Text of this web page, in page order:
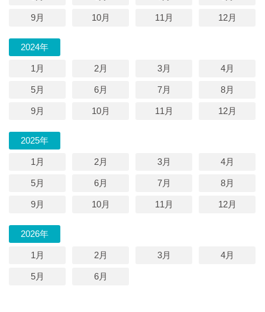
9月 10月 11月 12月
2024年
1月 2月 3月 4月
5月 6月 7月 8月
9月 10月 11月 12月
2025年
1月 2月 3月 4月
5月 6月 7月 8月
9月 10月 11月 12月
2026年
1月 2月 3月 4月
5月 6月